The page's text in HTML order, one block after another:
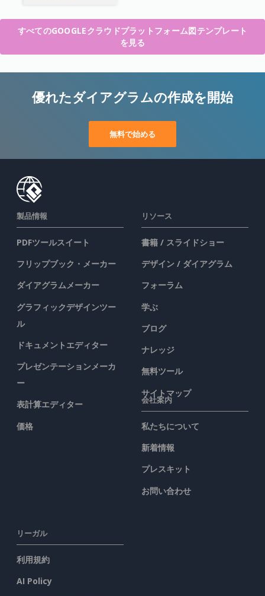
すべてのGOOGLEクラウドプラットフォーム図テンプレート
を見る
優れたダイアグラムの作成を開始
無料で始める
製品情報
PDFツールスイート
フリップブック・メーカー
ダイアグラムメーカー
グラフィックデザインツー
ル
ドキュメントエディター
プレゼンテーションメーカ
ー
表計算エディター
価格
リソース
書籍 / スライドショー
デザイン / ダイアグラム
フォーラム
学ぶ
ブログ
ナレッジ
無料ツール
サイトマップ
会社案内
私たちについて
新着情報
プレスキット
お問い合わせ
リーガル
利用規約
AI Policy